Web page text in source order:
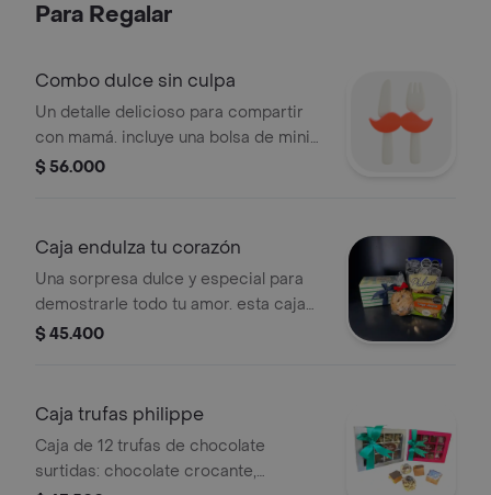
jalea de guayaba dulce y caramelo
sabores que sorprenden y deleitan en
Para Regalar
Combo dulce sin culpa
Un detalle delicioso para compartir
con mamá. incluye una bolsa de mini
corazones de hojaldre crocante y una
$ 56.000
Caja endulza tu corazón
Una sorpresa dulce y especial para
demostrarle todo tu amor. esta caja
incluye una bolsa de minicorazones
avena.
$ 45.400
Caja trufas philippe
Caja de 12 trufas de chocolate
surtidas: chocolate crocante,